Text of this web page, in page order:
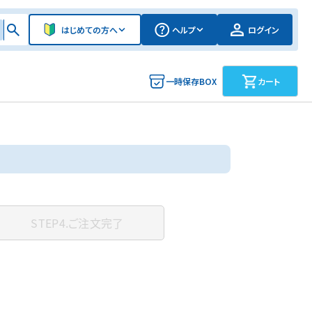
はじめての方へ ヘルプ ログイン
一時保存BOX カート
STEP4.ご注文完了